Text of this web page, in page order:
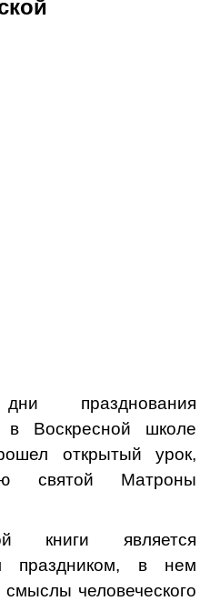
празднования
в Воскресной школе
открытый урок,
святой Матроны
книги является
праздником, в нем
человеческого